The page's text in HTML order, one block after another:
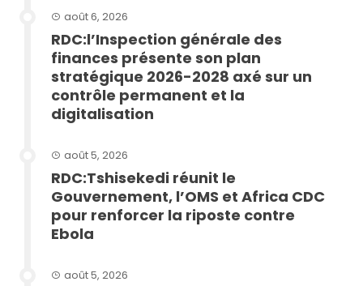
août 6, 2026
RDC:l’Inspection générale des
finances présente son plan
stratégique 2026-2028 axé sur un
contrôle permanent et la
digitalisation
août 5, 2026
RDC:Tshisekedi réunit le
Gouvernement, l’OMS et Africa CDC
pour renforcer la riposte contre
Ebola
août 5, 2026